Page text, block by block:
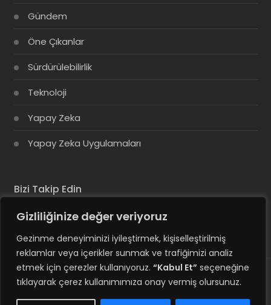
Gizliliğinize değer veriyoruz
Gezinme deneyiminizi iyileştirmek, kişiselleştirilmiş
reklamlar veya içerikler sunmak ve trafiğimizi analiz
etmek için çerezler kullanıyoruz. “Kabul Et” seçeneğine
tıklayarak çerez kullanımımıza onay vermiş olursunuz.
Gündem
Öne Çıkanlar
Sürdürülebilirlik
Teknoloji
Yapay Zeka
Yapay Zeka Uygulamaları
Bizi Takip Edin
© Copyright 2025, Tüm Hakları Saklıdır